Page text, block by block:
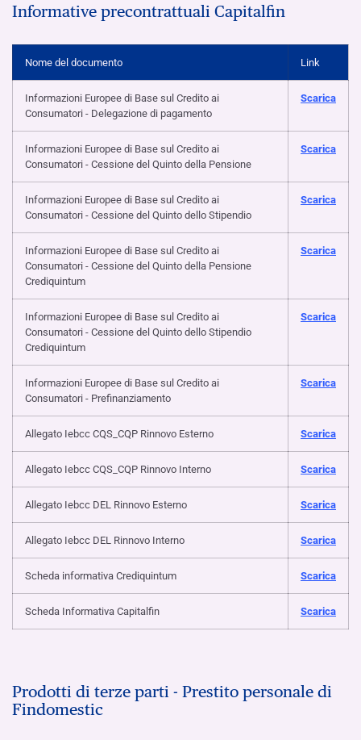
Informative precontrattuali Capitalfin
Nome del documento Link
Informazioni Europee di Base sul Credito ai
Consumatori - Delegazione di pagamento
Scarica
Informazioni Europee di Base sul Credito ai
Consumatori - Cessione del Quinto della Pensione
Scarica
Informazioni Europee di Base sul Credito ai
Consumatori - Cessione del Quinto dello Stipendio
Scarica
Informazioni Europee di Base sul Credito ai
Consumatori - Cessione del Quinto della Pensione
Crediquintum
Scarica
Informazioni Europee di Base sul Credito ai
Consumatori - Cessione del Quinto dello Stipendio
Crediquintum
Scarica
Informazioni Europee di Base sul Credito ai
Consumatori - Prefinanziamento
Scarica
Allegato Iebcc CQS_CQP Rinnovo Esterno Scarica
Allegato Iebcc CQS_CQP Rinnovo Interno Scarica
Allegato Iebcc DEL Rinnovo Esterno Scarica
Allegato Iebcc DEL Rinnovo Interno Scarica
Scheda informativa Crediquintum Scarica
Scheda Informativa Capitalfin Scarica
Prodotti di terze parti - Prestito personale di
Findomestic